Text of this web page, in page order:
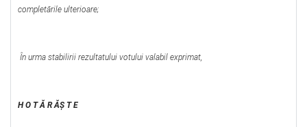
completările ulterioare;
În urma stabilirii rezultatului votului valabil exprimat,
H O T Ă R ĂȘ T E